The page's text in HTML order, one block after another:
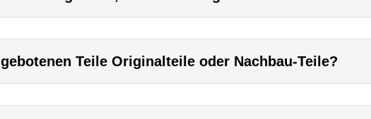
Teile Originalteile oder Nachbau-Teile?